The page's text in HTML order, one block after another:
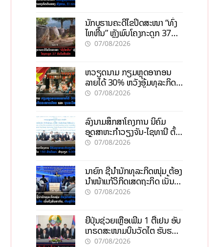
ນັກບູຮານຄະດີໄຂປິດສະໜາ “ທົ່ງ
ໄຫຫີນ” ຫຼັງພົບໂຄງກະດູກ 37
ຄົນໃນຫີນຍັກ
07/08/2026
ຫວຽດນາມ ກຽມຫຼຸດອາກອນ
ລາຍໄດ້ 30% ຫວັງອູ້ມທຸລະກິດ
ຂະໜາດນ້ອຍ ແລະ ຈຸນລະ
07/08/2026
ລົງນາມສຶກສາໂຄງການ ນິຄົມ
ອຸດສາຫະກຳວຽງຈັນ-ໄຊທານີ ຕັ້ງ
ເປົ້າດຶງທຶນ 150 ລ້ານໂດລາ, ສ້າງ
07/08/2026
ນາຍົກ ຊີ້ນຳນັກທຸລະກິດໜຸ່ມ ຕ້ອງ
ນຳໜ້າແກ້ວິກິດເສດຖະກິດ ເນັ້ນດຶງ
ທຶນສາກົນ, ຫັນສູ່ດິຈິຕອນ
07/08/2026
ຍີ່ປຸ່ນຊ່ວຍເຫຼືອເພີ່ມ 1 ຕື້ເຢນ ອັບ
ເກຣດສະໜາມບິນວັດໄຕ ຮັບຮອງ
ການເຕີບໂຕ
07/08/2026